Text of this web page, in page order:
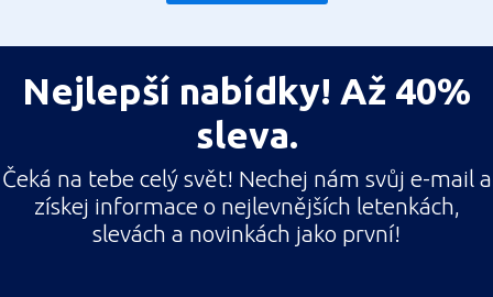
Nejlepší nabídky! Až 40%
sleva.
Čeká na tebe celý svět! Nechej nám svůj e-mail a
získej informace o nejlevnějších letenkách,
slevách a novinkách jako první!